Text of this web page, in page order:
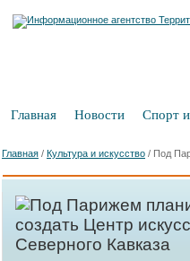
Главная Новости Спорт
Главная / Культура и искусство / Под